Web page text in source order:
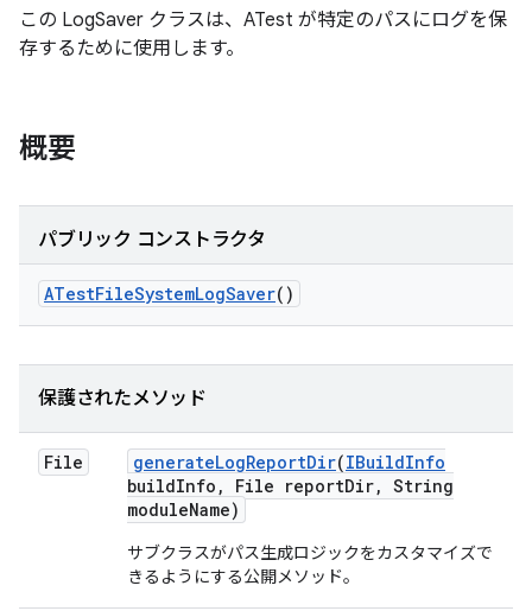
この LogSaver クラスは、ATest が特定のパスにログを保
存するために使用します。
概要
パブリック コンストラクタ
ATestFileSystemLogSaver()
保護されたメソッド
File generateLogReportDir(IBuildInfo
buildInfo , File reportDir, String
moduleName)
サブクラスがパス生成ロジックをカスタマイズで
きるようにする公開メソッド。